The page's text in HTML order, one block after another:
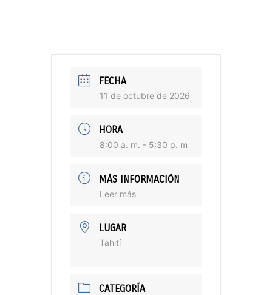
FECHA
11 de octubre de 2026
HORA
8:00 a. m. - 5:30 p. m
MÁS INFORMACIÓN
Leer más
LUGAR
Tahití
CATEGORÍA